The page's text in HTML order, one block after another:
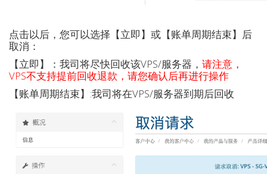
点击以后，您可以选择【立即】或【账单周期结束】后
取消：
【立即】：我司将尽快回收该VPS/服务器， 请注意，
VPS不支持提前回收退款，请您确认后再进行操作
【账单周期结束】:我司将在VPS/服务器到期后回收